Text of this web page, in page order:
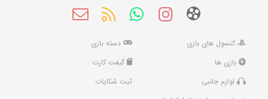
کنسول های بازی
دسته بازی
بازی ها
گیفت کارت
لوازم جانبی
ثبت شکایات